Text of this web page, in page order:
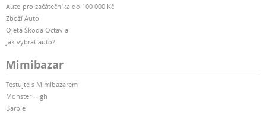
Auto pro začátečníka do 100 000 Kč
Zboží Auto
Ojetá Škoda Octavia
Jak vybrat auto?
Mimibazar
Testujte s Mimibazarem
Monster High
Barbie